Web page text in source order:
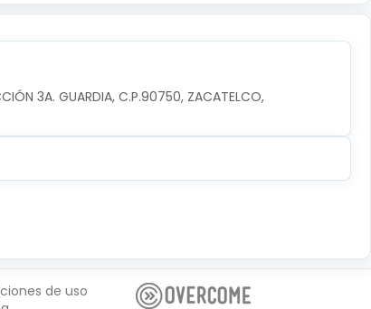
3A. GUARDIA, C.P.90750, ZACATELCO,
de uso